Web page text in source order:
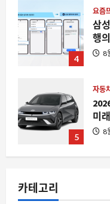
삼
행
8
5
미
8
1
카테고리